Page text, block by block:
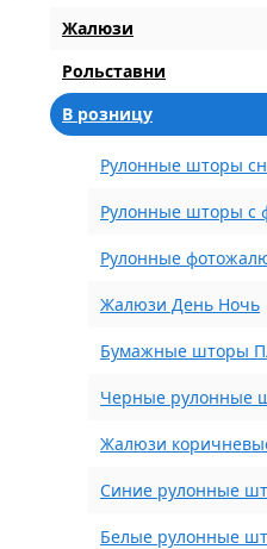
Жалюзи
Рольставни
В розницу
Рулонные шторы
Рулонные шторы с
Рулонные
Жалюзи День Ночь
Бумажные шторы
Черные рулонные
Жалюзи
Синие рулонные
Белые рулонные